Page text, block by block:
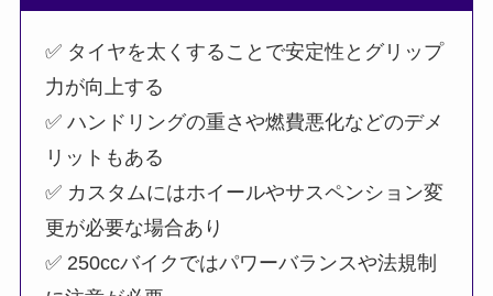
✅ タイヤを太くすることで安定性とグリップ
力が向上する
✅ ハンドリングの重さや燃費悪化などのデメ
リットもある
✅ カスタムにはホイールやサスペンション変
更が必要な場合あり
✅ 250ccバイクではパワーバランスや法規制